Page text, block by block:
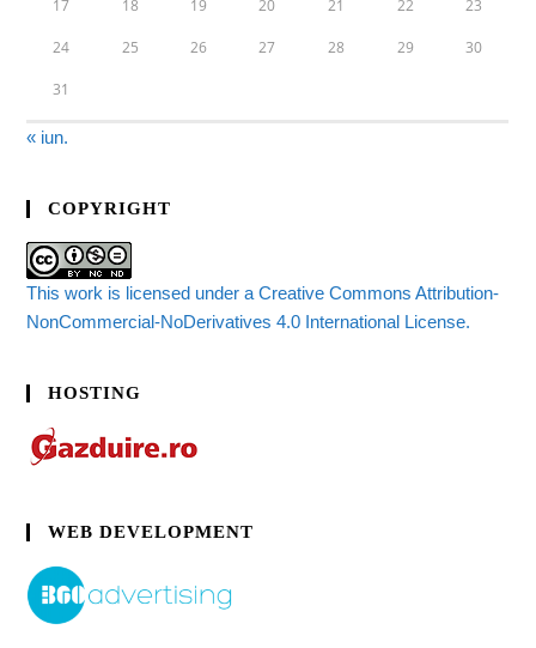
17 18 19 20 21 22 23
24 25 26 27 28 29 30
31
« iun.
COPYRIGHT
This work is licensed under a Creative Commons Attribution-
NonCommercial-NoDerivatives 4.0 International License.
HOSTING
WEB DEVELOPMENT